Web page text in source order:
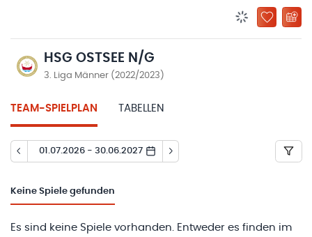
ZU
HSG OSTSEE N/G
3. Liga Männer (2022/2023)
TEAM-SPIELPLAN TABELLEN
01.07.2026 - 30.06.2027
Keine Spiele gefunden
Es sind keine Spiele vorhanden. Entweder es finden im